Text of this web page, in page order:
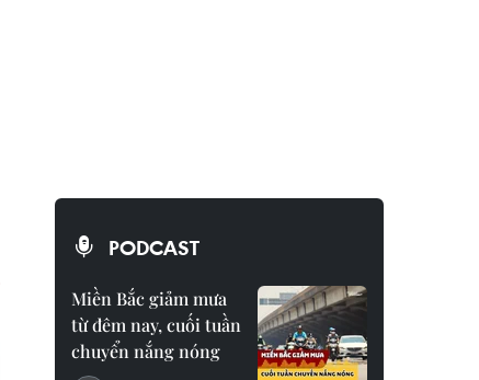
PODCAST
Miền Bắc giảm mưa
từ đêm nay, cuối tuần
chuyển nắng nóng